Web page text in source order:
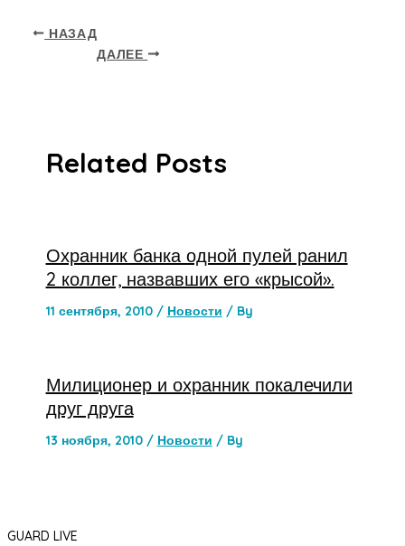
НАЗАД
ДАЛЕЕ
Related Posts
Охранник банка одной пулей ранил
2 коллег, назвавших его «крысой».
11 сентября, 2010 / Новости / By
Милиционер и охранник покалечили
друг друга
13 ноября, 2010 / Новости / By
GUARD LIVE